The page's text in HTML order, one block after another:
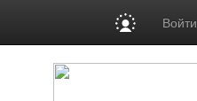
Войти